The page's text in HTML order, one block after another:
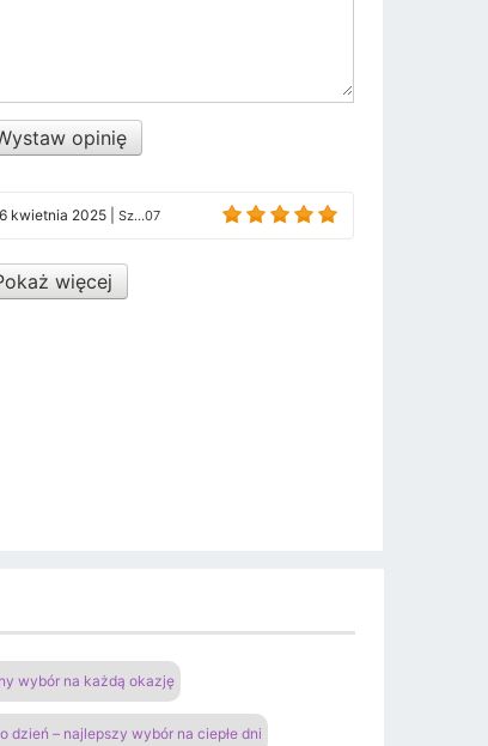
opinię
kwietnia 2025 Sz...07
więcej
wybór na każdą okazję
dzień – najlepszy wybór na ciepłe dni